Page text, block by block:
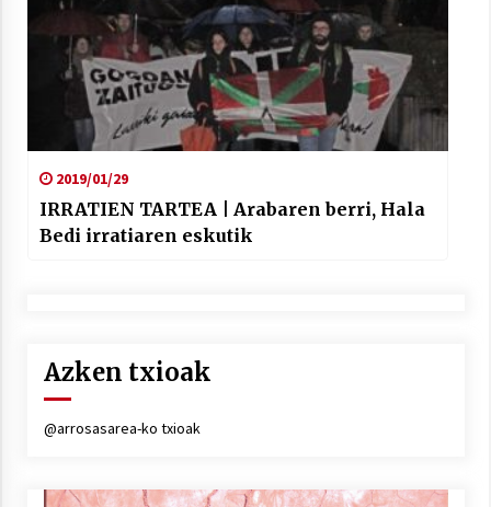
2019/01/29
IRRATIEN TARTEA | Arabaren berri, Hala
Bedi irratiaren eskutik
Azken txioak
@arrosasarea-ko txioak